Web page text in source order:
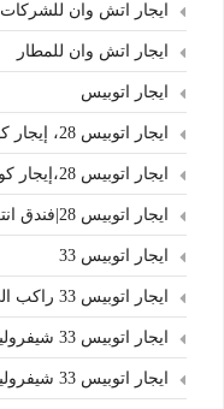
ايجار اتش وان للشركات
ايجار اتش وان للمطار
ايجار اتوبيس
ايجار اتوبيس 28، إيجار كوستر، ايجار ميكروباص
ايجار اتوبيس 28،إيجار كوستر،ايجار ميكروباص
ايجار اتوبيس 28|فندق انتركونتننتال
ايجار اتوبيس 33
ايجار اتوبيس 33 راكب الي وادي الريان
ايجار اتوبيس 33 شيفروليه
ايجار اتوبيس 33 شيفروليه.